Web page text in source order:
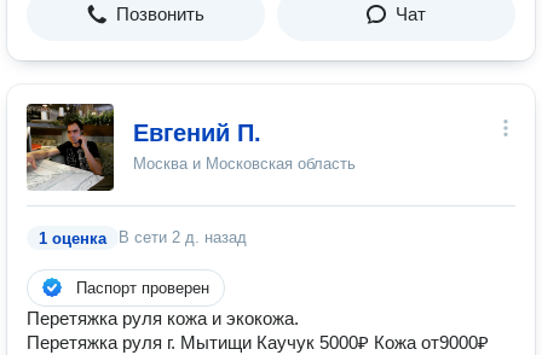
Позвонить Чат
Евгений П.
Москва и Московская область
1 оценка В сети 2 д. назад
Паспорт проверен
Перетяжка руля кожа и экокожа.
Перетяжка руля г. Мытищи Каучук 5000₽ Кожа от9000₽